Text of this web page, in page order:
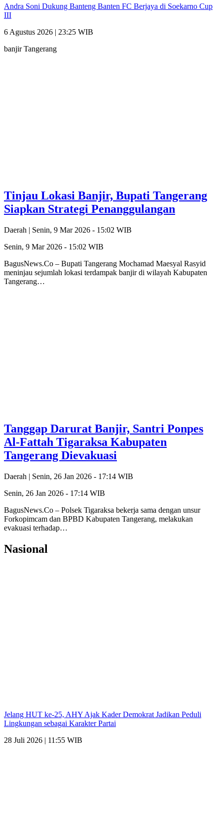
Andra Soni Dukung Banteng Banten FC Berjaya di Soekarno Cup
III
6 Agustus 2026 | 23:25 WIB
banjir Tangerang
Tinjau Lokasi Banjir, Bupati Tangerang
Siapkan Strategi Penanggulangan
Daerah | Senin, 9 Mar 2026 - 15:02 WIB
Senin, 9 Mar 2026 - 15:02 WIB
BagusNews.Co – Bupati Tangerang Mochamad Maesyal Rasyid
meninjau sejumlah lokasi terdampak banjir di wilayah Kabupaten
Tangerang…
Tanggap Darurat Banjir, Santri Ponpes
Al-Fattah Tigaraksa Kabupaten
Tangerang Dievakuasi
Daerah | Senin, 26 Jan 2026 - 17:14 WIB
Senin, 26 Jan 2026 - 17:14 WIB
BagusNews.Co – Polsek Tigaraksa bekerja sama dengan unsur
Forkopimcam dan BPBD Kabupaten Tangerang, melakukan
evakuasi terhadap…
Nasional
Jelang HUT ke-25, AHY Ajak Kader Demokrat Jadikan Peduli
Lingkungan sebagai Karakter Partai
28 Juli 2026 | 11:55 WIB